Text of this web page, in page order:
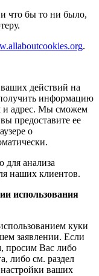
что бы то ни было,
.
действий на
информацию
и адрес. Мы сможем
предоставите ее
о
анализа
наших клиентов.
использования
куки
заявлении. Если
просим Вас либо
либо см. раздел
ваших